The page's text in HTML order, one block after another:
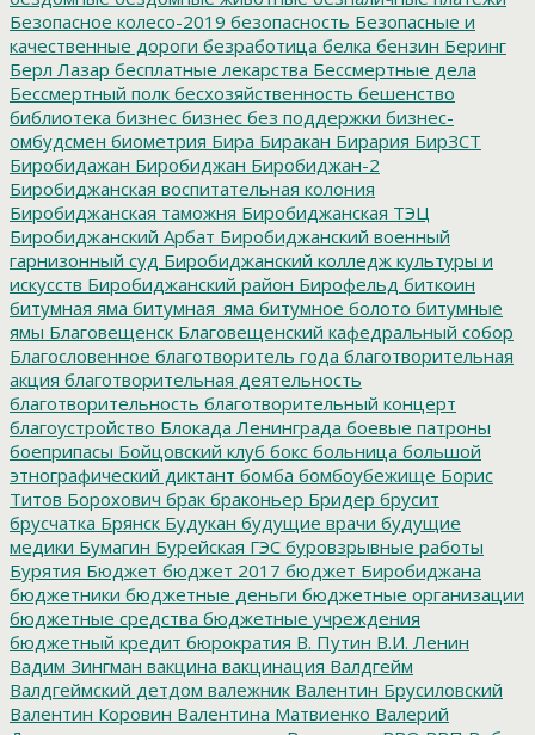
Безопасное колесо-2019 безопасность Безопасные и
качественные дороги безработица белка бензин Беринг
Берл Лазар бесплатные лекарства Бессмертные дела
Бессмертный полк бесхозяйственность бешенство
библиотека бизнес бизнес без поддержки бизнес-
омбудсмен биометрия Бира Биракан Бирария БирЗСТ
Биробидажан Биробиджан Биробиджан-2
Биробиджанская воспитательная колония
Биробиджанская таможня Биробиджанская ТЭЦ
Биробиджанский Арбат Биробиджанский военный
гарнизонный суд Биробиджанский колледж культуры и
искусств Биробиджанский район Бирофельд биткоин
битумная яма битумная_яма битумное болото битумные
ямы Благовещенск Благовещенский кафедральный собор
Благословенное благотворитель года благотворительная
акция благотворительная деятельность
благотворительность благотворительный концерт
благоустройство Блокада Ленинграда боевые патроны
боеприпасы Бойцовский клуб бокс больница большой
этнографический диктант бомба бомбоубежище Борис
Титов Борохович брак браконьер Бридер брусит
брусчатка Брянск Будукан будущие врачи будущие
медики Бумагин Бурейская ГЭС буровзрывные работы
Бурятия Бюджет бюджет 2017 бюджет Биробиджана
бюджетники бюджетные деньги бюджетные организации
бюджетные средства бюджетные учреждения
бюджетный кредит бюрократия В. Путин В.И. Ленин
Вадим Зингман вакцина вакцинация Валдгейм
Валдгеймский детдом валежник Валентин Брусиловский
Валентин Коровин Валентина Матвиенко Валерий